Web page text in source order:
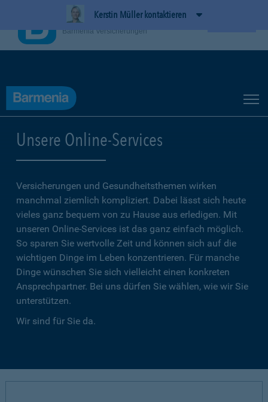
Kerstin Müller kontaktieren
Unsere Online-Services
Versicherungen und Gesundheitsthemen wirken
manchmal ziemlich kompliziert. Dabei lässt sich heute
vieles ganz bequem von zu Hause aus erledigen. Mit
unseren Online-Services ist das ganz einfach möglich.
So sparen Sie wertvolle Zeit und können sich auf die
wichtigen Dinge im Leben konzentrieren. Für manche
Dinge wünschen Sie sich vielleicht einen konkreten
Ansprechpartner. Bei uns dürfen Sie wählen, wie wir Sie
unterstützen.
Wir sind für Sie da.
BarmeniaApp
Barmenia Versicherungen